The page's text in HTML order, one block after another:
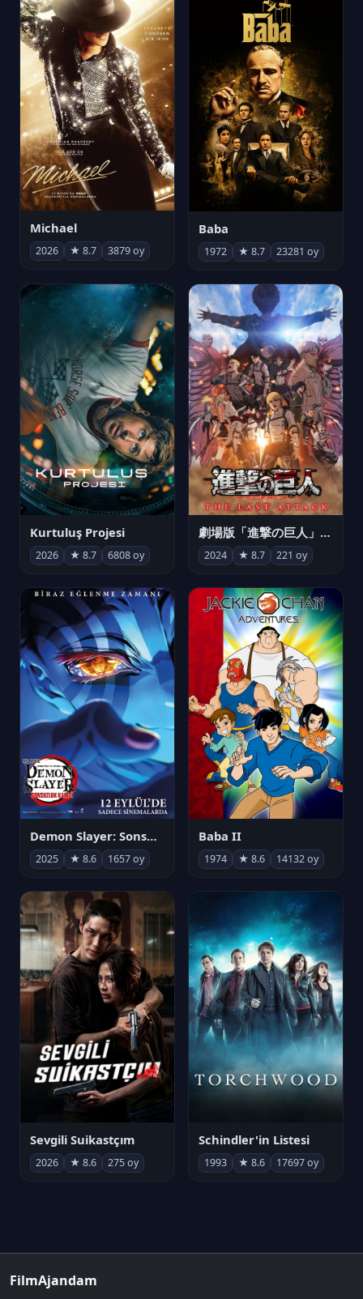
Michael
2026 ★ 8.7 3879 oy
Baba
1972 ★ 8.7 23281 oy
Kurtuluş Projesi
2026 ★ 8.7 6808 oy
劇場版「進撃の巨人」完結編 THE LAST ATTACK
2024 ★ 8.7 221 oy
Demon Slayer: Sonsuzluk Kalesi
2025 ★ 8.6 1657 oy
Baba II
1974 ★ 8.6 14132 oy
Sevgili Suikastçım
2026 ★ 8.6 275 oy
Schindler'in Listesi
1993 ★ 8.6 17697 oy
FilmAjandam